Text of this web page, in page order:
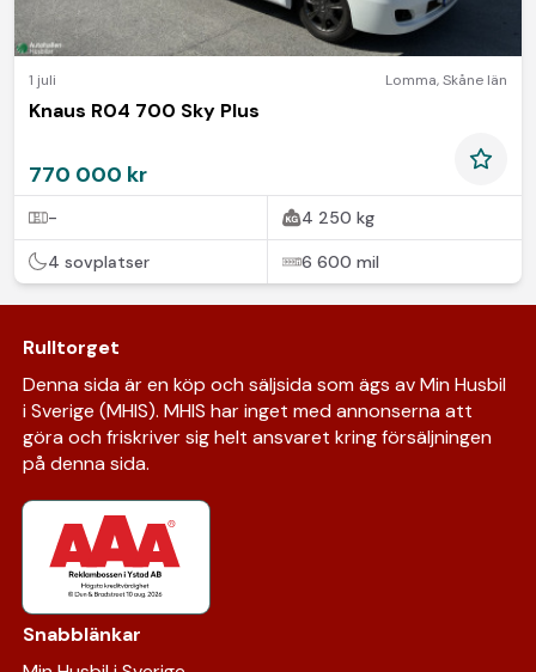
1 juli Lomma,Skåne län
Knaus R04 700 Sky Plus
770 000 kr
- 4 250 kg
4 sovplatser 6 600 mil
Rulltorget
Denna sida är en köp och säljsida som ägs av Min Husbil
i Sverige (MHIS). MHIS har inget med annonserna att
göra och friskriver sig helt ansvaret kring försäljningen
på denna sida.
Snabblänkar